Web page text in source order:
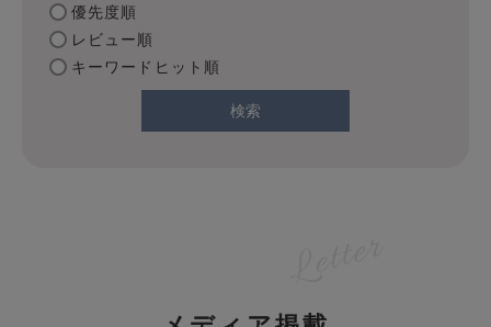
優先度順
レビュー順
キーワードヒット順
検索